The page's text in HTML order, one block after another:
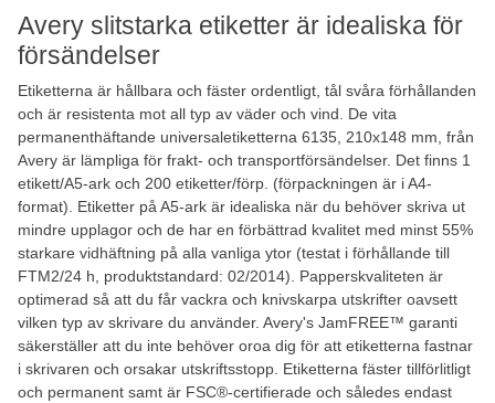
Avery slitstarka etiketter är idealiska för
försändelser
Etiketterna är hållbara och fäster ordentligt, tål svåra förhållanden
och är resistenta mot all typ av väder och vind. De vita
permanenthäftande universaletiketterna 6135, 210x148 mm, från
Avery är lämpliga för frakt- och transportförsändelser. Det finns 1
etikett/A5-ark och 200 etiketter/förp. (förpackningen är i A4-
format). Etiketter på A5-ark är idealiska när du behöver skriva ut
mindre upplagor och de har en förbättrad kvalitet med minst 55%
starkare vidhäftning på alla vanliga ytor (testat i förhållande till
FTM2/24 h, produktstandard: 02/2014). Papperskvaliteten är
optimerad så att du får vackra och knivskarpa utskrifter oavsett
vilken typ av skrivare du använder. Avery's JamFREE™ garanti
säkerställer att du inte behöver oroa dig för att etiketterna fastnar
i skrivaren och orsakar utskriftsstopp. Etiketterna fäster tillförlitligt
och permanent samt är FSC®-certifierade och således endast